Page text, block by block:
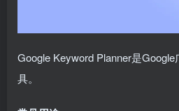
Google Keyword Planner是
具。